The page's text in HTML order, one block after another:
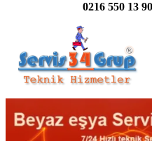
0216 550 13 90